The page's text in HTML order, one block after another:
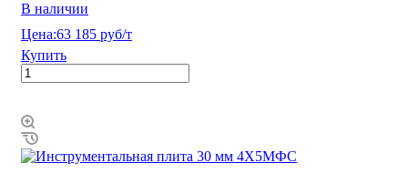
В наличии
Цена:63 185 руб/т
Купить